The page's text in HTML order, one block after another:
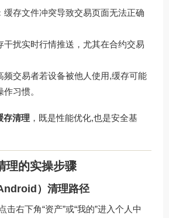
缓存文件冲突导致交易页面无法正确
干扰实时行情推送，尤其在合约交易
频交易者若设备被他人使用,缓存可能
习惯。
存清理 ，既是性能优化,也是安全基
理的实操步骤
）清理路径
击右下角“资产”或“我的”进入个人中